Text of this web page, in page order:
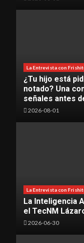
La Entrevista con
¿Tu hijo está
notado? Una
señales antes
2026-08-01
La Entrevista con
La Inteligencia
el TecNM
2026-06-30